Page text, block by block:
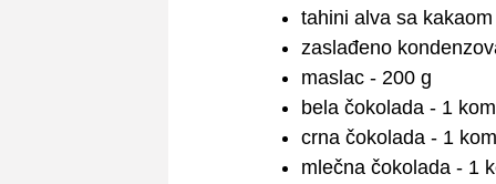
tahini alva sa
zaslađeno
maslac - 200 g
bela čokolada - 1
crna čokolada - 1
mlečna čokolada - 1